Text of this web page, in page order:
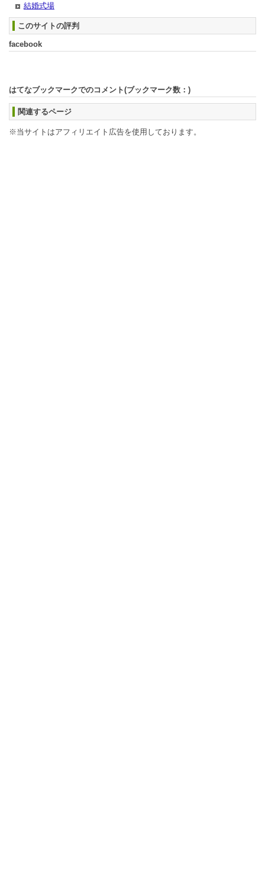
結婚式場
このサイトの評判
facebook
はてなブックマークでのコメント(ブックマーク数： )
関連するページ
※当サイトはアフィリエイト広告を使用しております。